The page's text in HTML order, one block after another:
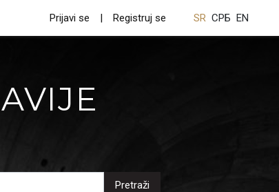
Prijavi se Registruj se SR СРБ EN
Pretraži